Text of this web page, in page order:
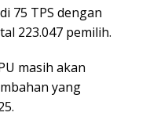
75 TPS dengan
223.047 pemilih.
masih akan
yang